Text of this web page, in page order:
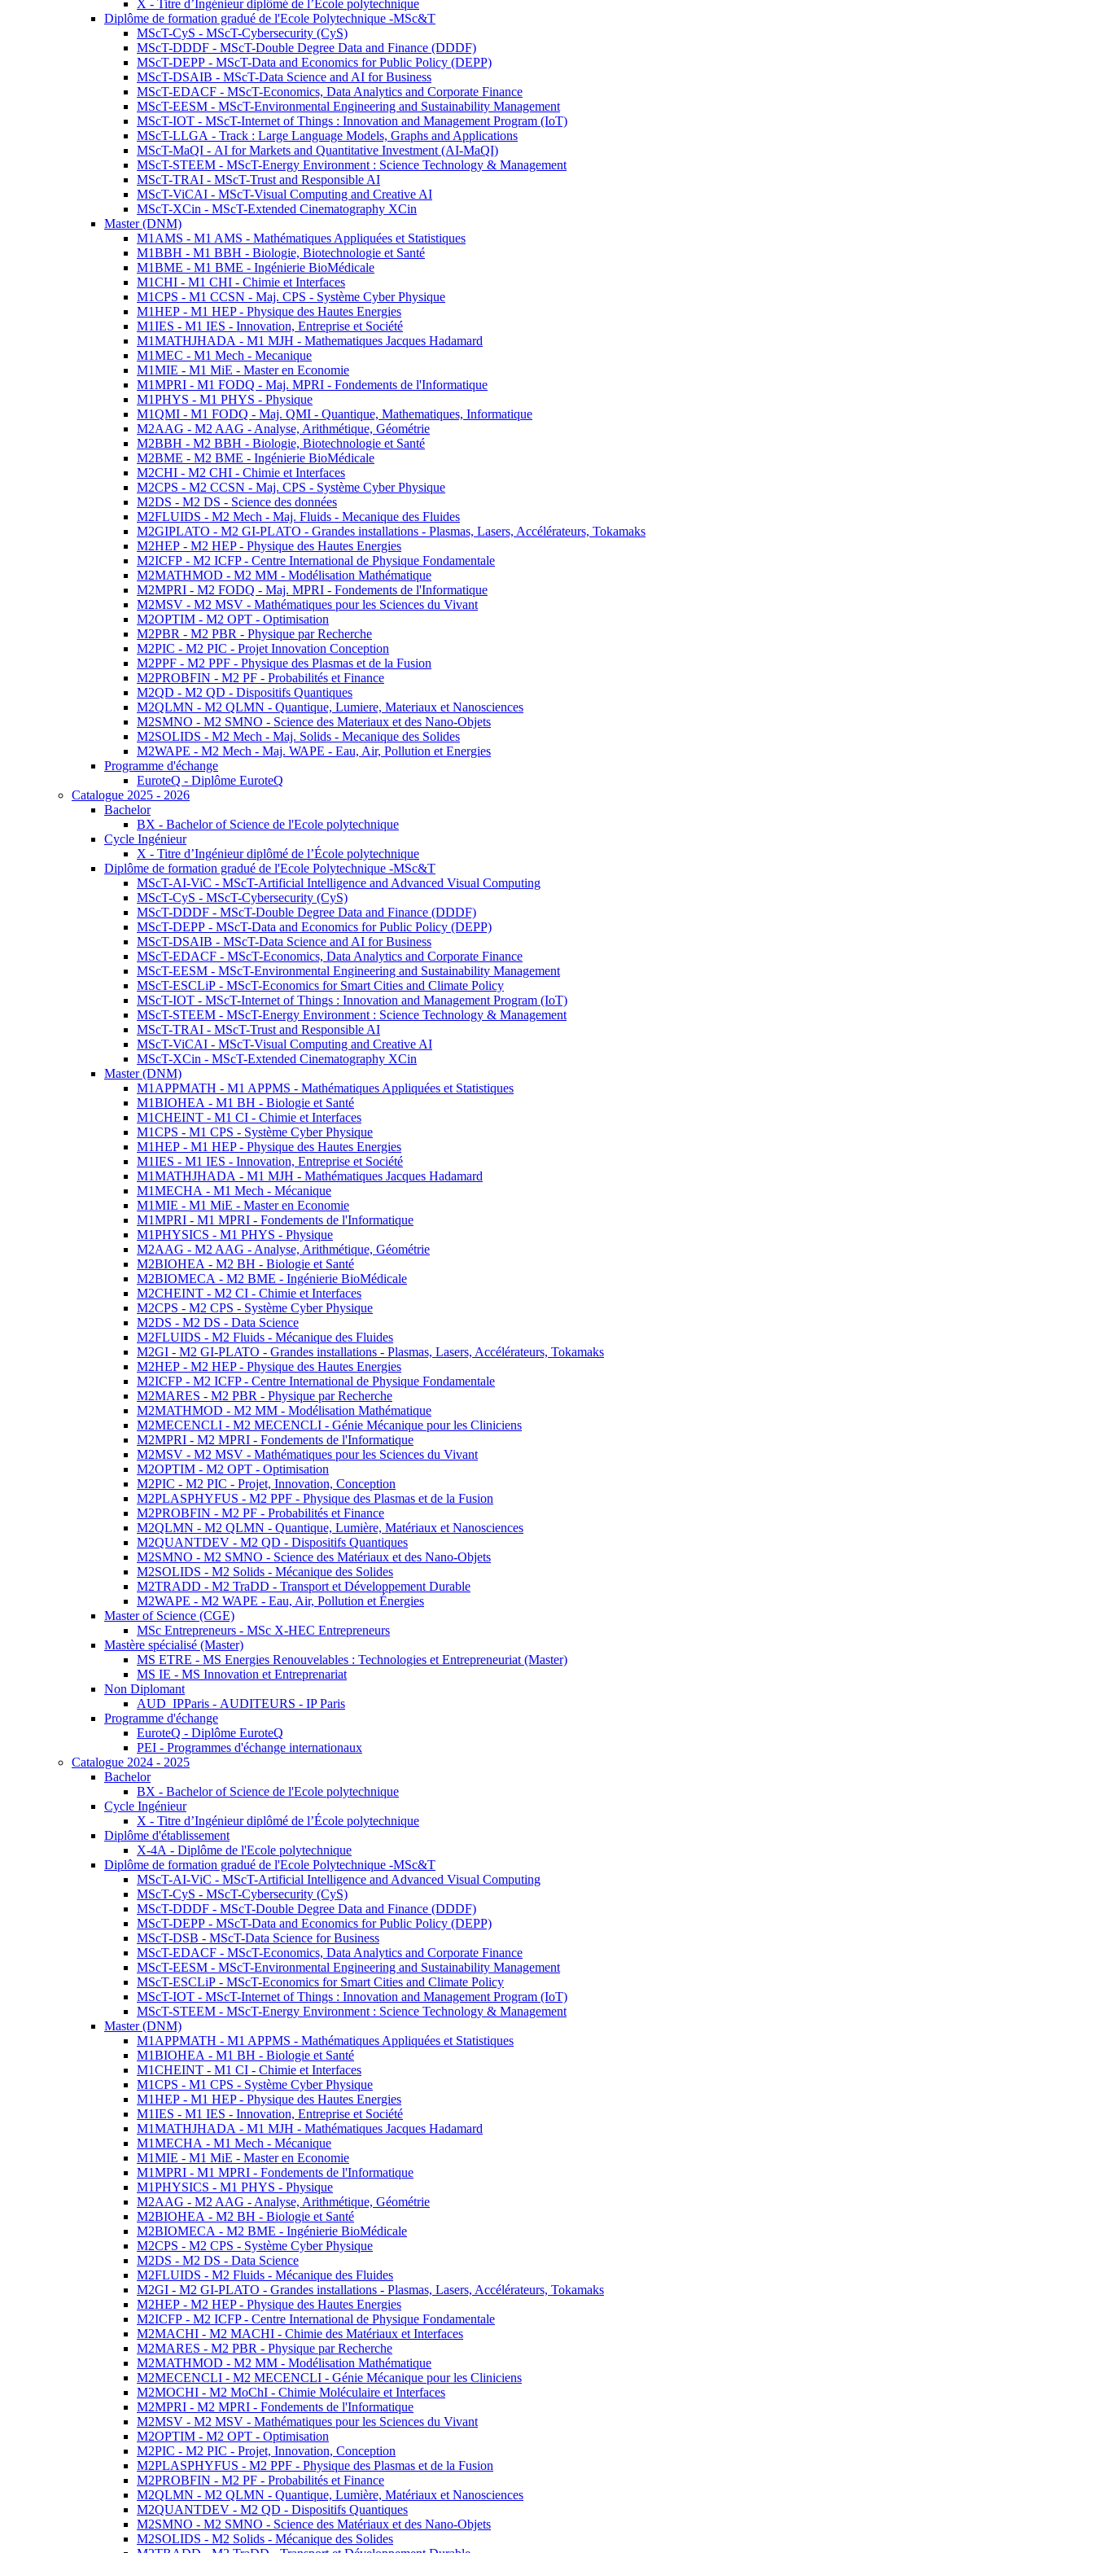
X - Titre d’Ingénieur diplômé de l’École polytechnique
Diplôme de formation gradué de l'Ecole Polytechnique -MSc&T
MScT-CyS - MScT-Cybersecurity (CyS)
MScT-DDDF - MScT-Double Degree Data and Finance (DDDF)
MScT-DEPP - MScT-Data and Economics for Public Policy (DEPP)
MScT-DSAIB - MScT-Data Science and AI for Business
MScT-EDACF - MScT-Economics, Data Analytics and Corporate Finance
MScT-EESM - MScT-Environmental Engineering and Sustainability Management
MScT-IOT - MScT-Internet of Things : Innovation and Management Program (IoT)
MScT-LLGA - Track : Large Language Models, Graphs and Applications
MScT-MaQI - AI for Markets and Quantitative Investment (AI-MaQI)
MScT-STEEM - MScT-Energy Environment : Science Technology & Management
MScT-TRAI - MScT-Trust and Responsible AI
MScT-ViCAI - MScT-Visual Computing and Creative AI
MScT-XCin - MScT-Extended Cinematography XCin
Master (DNM)
M1AMS - M1 AMS - Mathématiques Appliquées et Statistiques
M1BBH - M1 BBH - Biologie, Biotechnologie et Santé
M1BME - M1 BME - Ingénierie BioMédicale
M1CHI - M1 CHI - Chimie et Interfaces
M1CPS - M1 CCSN - Maj. CPS - Système Cyber Physique
M1HEP - M1 HEP - Physique des Hautes Energies
M1IES - M1 IES - Innovation, Entreprise et Société
M1MATHJHADA - M1 MJH - Mathematiques Jacques Hadamard
M1MEC - M1 Mech - Mecanique
M1MIE - M1 MiE - Master en Economie
M1MPRI - M1 FODQ - Maj. MPRI - Fondements de l'Informatique
M1PHYS - M1 PHYS - Physique
M1QMI - M1 FODQ - Maj. QMI - Quantique, Mathematiques, Informatique
M2AAG - M2 AAG - Analyse, Arithmétique, Géométrie
M2BBH - M2 BBH - Biologie, Biotechnologie et Santé
M2BME - M2 BME - Ingénierie BioMédicale
M2CHI - M2 CHI - Chimie et Interfaces
M2CPS - M2 CCSN - Maj. CPS - Système Cyber Physique
M2DS - M2 DS - Science des données
M2FLUIDS - M2 Mech - Maj. Fluids - Mecanique des Fluides
M2GIPLATO - M2 GI-PLATO - Grandes installations - Plasmas, Lasers, Accélérateurs, Tokamaks
M2HEP - M2 HEP - Physique des Hautes Energies
M2ICFP - M2 ICFP - Centre International de Physique Fondamentale
M2MATHMOD - M2 MM - Modélisation Mathématique
M2MPRI - M2 FODQ - Maj. MPRI - Fondements de l'Informatique
M2MSV - M2 MSV - Mathématiques pour les Sciences du Vivant
M2OPTIM - M2 OPT - Optimisation
M2PBR - M2 PBR - Physique par Recherche
M2PIC - M2 PIC - Projet Innovation Conception
M2PPF - M2 PPF - Physique des Plasmas et de la Fusion
M2PROBFIN - M2 PF - Probabilités et Finance
M2QD - M2 QD - Dispositifs Quantiques
M2QLMN - M2 QLMN - Quantique, Lumiere, Materiaux et Nanosciences
M2SMNO - M2 SMNO - Science des Materiaux et des Nano-Objets
M2SOLIDS - M2 Mech - Maj. Solids - Mecanique des Solides
M2WAPE - M2 Mech - Maj. WAPE - Eau, Air, Pollution et Energies
Programme d'échange
EuroteQ - Diplôme EuroteQ
Catalogue 2025 - 2026
Bachelor
BX - Bachelor of Science de l'Ecole polytechnique
Cycle Ingénieur
X - Titre d’Ingénieur diplômé de l’École polytechnique
Diplôme de formation gradué de l'Ecole Polytechnique -MSc&T
MScT-AI-ViC - MScT-Artificial Intelligence and Advanced Visual Computing
MScT-CyS - MScT-Cybersecurity (CyS)
MScT-DDDF - MScT-Double Degree Data and Finance (DDDF)
MScT-DEPP - MScT-Data and Economics for Public Policy (DEPP)
MScT-DSAIB - MScT-Data Science and AI for Business
MScT-EDACF - MScT-Economics, Data Analytics and Corporate Finance
MScT-EESM - MScT-Environmental Engineering and Sustainability Management
MScT-ESCLiP - MScT-Economics for Smart Cities and Climate Policy
MScT-IOT - MScT-Internet of Things : Innovation and Management Program (IoT)
MScT-STEEM - MScT-Energy Environment : Science Technology & Management
MScT-TRAI - MScT-Trust and Responsible AI
MScT-ViCAI - MScT-Visual Computing and Creative AI
MScT-XCin - MScT-Extended Cinematography XCin
Master (DNM)
M1APPMATH - M1 APPMS - Mathématiques Appliquées et Statistiques
M1BIOHEA - M1 BH - Biologie et Santé
M1CHEINT - M1 CI - Chimie et Interfaces
M1CPS - M1 CPS - Système Cyber Physique
M1HEP - M1 HEP - Physique des Hautes Energies
M1IES - M1 IES - Innovation, Entreprise et Société
M1MATHJHADA - M1 MJH - Mathématiques Jacques Hadamard
M1MECHA - M1 Mech - Mécanique
M1MIE - M1 MiE - Master en Economie
M1MPRI - M1 MPRI - Fondements de l'Informatique
M1PHYSICS - M1 PHYS - Physique
M2AAG - M2 AAG - Analyse, Arithmétique, Géométrie
M2BIOHEA - M2 BH - Biologie et Santé
M2BIOMECA - M2 BME - Ingénierie BioMédicale
M2CHEINT - M2 CI - Chimie et Interfaces
M2CPS - M2 CPS - Système Cyber Physique
M2DS - M2 DS - Data Science
M2FLUIDS - M2 Fluids - Mécanique des Fluides
M2GI - M2 GI-PLATO - Grandes installations - Plasmas, Lasers, Accélérateurs, Tokamaks
M2HEP - M2 HEP - Physique des Hautes Energies
M2ICFP - M2 ICFP - Centre International de Physique Fondamentale
M2MARES - M2 PBR - Physique par Recherche
M2MATHMOD - M2 MM - Modélisation Mathématique
M2MECENCLI - M2 MECENCLI - Génie Mécanique pour les Cliniciens
M2MPRI - M2 MPRI - Fondements de l'Informatique
M2MSV - M2 MSV - Mathématiques pour les Sciences du Vivant
M2OPTIM - M2 OPT - Optimisation
M2PIC - M2 PIC - Projet, Innovation, Conception
M2PLASPHYFUS - M2 PPF - Physique des Plasmas et de la Fusion
M2PROBFIN - M2 PF - Probabilités et Finance
M2QLMN - M2 QLMN - Quantique, Lumière, Matériaux et Nanosciences
M2QUANTDEV - M2 QD - Dispositifs Quantiques
M2SMNO - M2 SMNO - Science des Matériaux et des Nano-Objets
M2SOLIDS - M2 Solids - Mécanique des Solides
M2TRADD - M2 TraDD - Transport et Développement Durable
M2WAPE - M2 WAPE - Eau, Air, Pollution et Énergies
Master of Science (CGE)
MSc Entrepreneurs - MSc X-HEC Entrepreneurs
Mastère spécialisé (Master)
MS ETRE - MS Energies Renouvelables : Technologies et Entrepreneuriat (Master)
MS IE - MS Innovation et Entreprenariat
Non Diplomant
AUD_IPParis - AUDITEURS - IP Paris
Programme d'échange
EuroteQ - Diplôme EuroteQ
PEI - Programmes d'échange internationaux
Catalogue 2024 - 2025
Bachelor
BX - Bachelor of Science de l'Ecole polytechnique
Cycle Ingénieur
X - Titre d’Ingénieur diplômé de l’École polytechnique
Diplôme d'établissement
X-4A - Diplôme de l'Ecole polytechnique
Diplôme de formation gradué de l'Ecole Polytechnique -MSc&T
MScT-AI-ViC - MScT-Artificial Intelligence and Advanced Visual Computing
MScT-CyS - MScT-Cybersecurity (CyS)
MScT-DDDF - MScT-Double Degree Data and Finance (DDDF)
MScT-DEPP - MScT-Data and Economics for Public Policy (DEPP)
MScT-DSB - MScT-Data Science for Business
MScT-EDACF - MScT-Economics, Data Analytics and Corporate Finance
MScT-EESM - MScT-Environmental Engineering and Sustainability Management
MScT-ESCLiP - MScT-Economics for Smart Cities and Climate Policy
MScT-IOT - MScT-Internet of Things : Innovation and Management Program (IoT)
MScT-STEEM - MScT-Energy Environment : Science Technology & Management
Master (DNM)
M1APPMATH - M1 APPMS - Mathématiques Appliquées et Statistiques
M1BIOHEA - M1 BH - Biologie et Santé
M1CHEINT - M1 CI - Chimie et Interfaces
M1CPS - M1 CPS - Système Cyber Physique
M1HEP - M1 HEP - Physique des Hautes Energies
M1IES - M1 IES - Innovation, Entreprise et Société
M1MATHJHADA - M1 MJH - Mathématiques Jacques Hadamard
M1MECHA - M1 Mech - Mécanique
M1MIE - M1 MiE - Master en Economie
M1MPRI - M1 MPRI - Fondements de l'Informatique
M1PHYSICS - M1 PHYS - Physique
M2AAG - M2 AAG - Analyse, Arithmétique, Géométrie
M2BIOHEA - M2 BH - Biologie et Santé
M2BIOMECA - M2 BME - Ingénierie BioMédicale
M2CPS - M2 CPS - Système Cyber Physique
M2DS - M2 DS - Data Science
M2FLUIDS - M2 Fluids - Mécanique des Fluides
M2GI - M2 GI-PLATO - Grandes installations - Plasmas, Lasers, Accélérateurs, Tokamaks
M2HEP - M2 HEP - Physique des Hautes Energies
M2ICFP - M2 ICFP - Centre International de Physique Fondamentale
M2MACHI - M2 MACHI - Chimie des Matériaux et Interfaces
M2MARES - M2 PBR - Physique par Recherche
M2MATHMOD - M2 MM - Modélisation Mathématique
M2MECENCLI - M2 MECENCLI - Génie Mécanique pour les Cliniciens
M2MOCHI - M2 MoChI - Chimie Moléculaire et Interfaces
M2MPRI - M2 MPRI - Fondements de l'Informatique
M2MSV - M2 MSV - Mathématiques pour les Sciences du Vivant
M2OPTIM - M2 OPT - Optimisation
M2PIC - M2 PIC - Projet, Innovation, Conception
M2PLASPHYFUS - M2 PPF - Physique des Plasmas et de la Fusion
M2PROBFIN - M2 PF - Probabilités et Finance
M2QLMN - M2 QLMN - Quantique, Lumière, Matériaux et Nanosciences
M2QUANTDEV - M2 QD - Dispositifs Quantiques
M2SMNO - M2 SMNO - Science des Matériaux et des Nano-Objets
M2SOLIDS - M2 Solids - Mécanique des Solides